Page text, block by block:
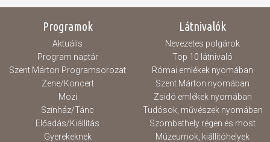
Programok
Aktuális
Program naptár
Szent Márton Programsorozat
Zene/Koncert
Mozi
Színház/Tánc
Előadás/Kiállítás
Gyerekeknek
Látnivalók
Nevezetes polgárok
Top 10 látnivaló
Római emlékek nyomában
Szent Márton nyomában
Zsidó emlékek nyomában
Tudósok, művészek nyomában
Szombathely régen és most
Múzeumok, kiállítóhelyek